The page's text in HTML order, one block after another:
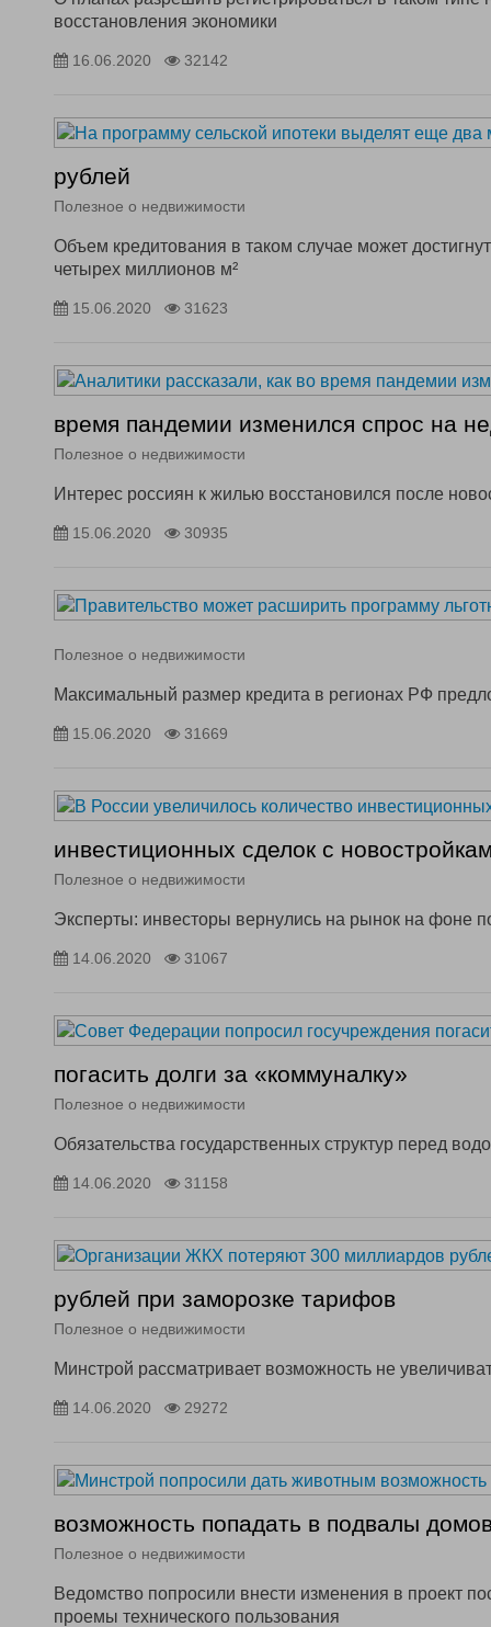
восстановления экономики
16.06.2020 32142
рублей
Полезное о недвижимости
Объем кредитования в таком случае может
четырех миллионов м²
15.06.2020 31623
время пандемии изменился спрос на
Полезное о недвижимости
Интерес россиян к жилью восстановился после
15.06.2020 30935
Полезное о недвижимости
Максимальный размер кредита в регионах РФ
15.06.2020 31669
инвестиционных сделок с
Полезное о недвижимости
Эксперты: инвесторы вернулись на рынок на фоне
14.06.2020 31067
погасить долги за «коммуналку»
Полезное о недвижимости
Обязательства государственных структур перед
14.06.2020 31158
рублей при заморозке тарифов
Полезное о недвижимости
Минстрой рассматривает возможность не
14.06.2020 29272
возможность попадать в подвалы
Полезное о недвижимости
Ведомство попросили внести изменения в проект
проемы технического пользования